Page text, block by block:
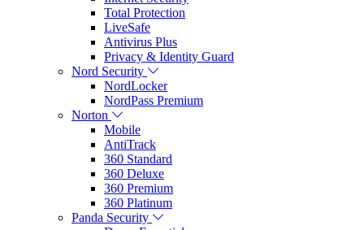
Total Protection
LiveSafe
Antivirus Plus
Privacy & Identity Guard
Nord Security
NordLocker
NordPass Premium
Norton
Mobile
AntiTrack
360 Standard
360 Deluxe
360 Premium
360 Platinum
Panda Security